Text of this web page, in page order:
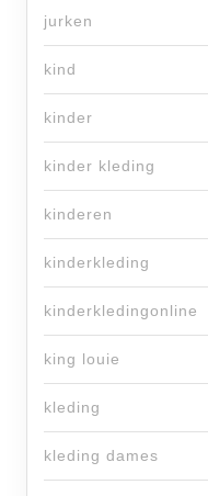
jurken
kind
kinder
kinder kleding
kinderen
kinderkleding
kinderkledingonline
king louie
kleding
kleding dames